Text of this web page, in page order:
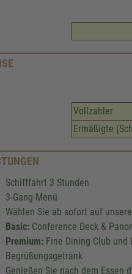
Vollzahler
Ermäßigte
Schifffahrt 3 Stunden
3-Gang-Menü
Wählen Sie ab sofort auf
Basic: Conference Deck &
Premium: Fine Dining Club
Begrüßungsgetränk
Genießen Sie nach dem Essen